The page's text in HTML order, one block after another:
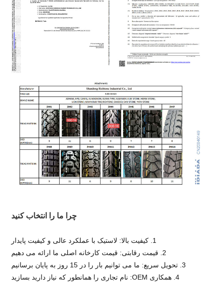
چرا ما را انتخاب کنید
1. کیفیت بالا: لاستیک با عملکرد عالی و کیفیت پایدار
2. قیمت رقابتی: قیمت کارخانه اصلی ما ارائه می دهیم
3. تحویل سریع: ما می توانیم بار را در 15 روز به پایان برسانیم
4. همکاری OEM: نام تجاری را همانطور که نیاز دارید بسازید